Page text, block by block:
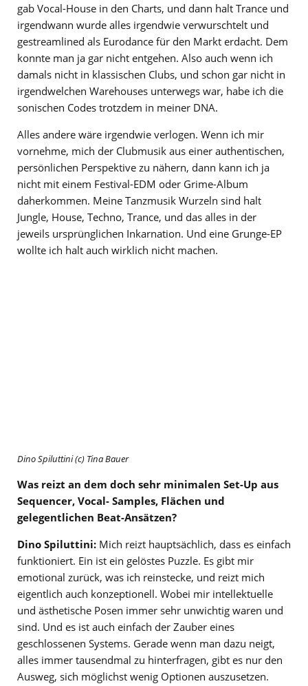
gab Vocal-House in den Charts, und dann halt Trance und
irgendwann wurde alles irgendwie verwurschtelt und
gestreamlined als Eurodance für den Markt erdacht. Dem
konnte man ja gar nicht entgehen. Also auch wenn ich
damals nicht in klassischen Clubs, und schon gar nicht in
irgendwelchen Warehouses unterwegs war, habe ich die
sonischen Codes trotzdem in meiner DNA.
Alles andere wäre irgendwie verlogen. Wenn ich mir
vornehme, mich der Clubmusik aus einer authentischen,
persönlichen Perspektive zu nähern, dann kann ich ja
nicht mit einem Festival-EDM oder Grime-Album
daherkommen. Meine Tanzmusik Wurzeln sind halt
Jungle, House, Techno, Trance, und das alles in der
jeweils ursprünglichen Inkarnation. Und eine Grunge-EP
wollte ich halt auch wirklich nicht machen.
Dino Spiluttini (c) Tina Bauer
Was reizt an dem doch sehr minimalen Set-Up aus
Sequencer, Vocal- Samples, Flächen und
gelegentlichen Beat-Ansätzen?
Dino Spiluttini: Mich reizt hauptsächlich, dass es einfach
funktioniert. Ein ist ein gelöstes Puzzle. Es gibt mir
emotional zurück, was ich reinstecke, und reizt mich
eigentlich auch konzeptionell. Wobei mir intellektuelle
und ästhetische Posen immer sehr unwichtig waren und
sind. Und es ist auch einfach der Zauber eines
geschlossenen Systems. Gerade wenn man dazu neigt,
alles immer tausendmal zu hinterfragen, gibt es nur den
Ausweg, sich möglichst wenig Optionen auszusetzen.